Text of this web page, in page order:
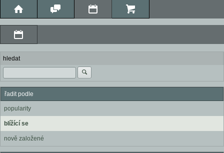
hledat
řadit podle
popularity
blížící se
nově založené